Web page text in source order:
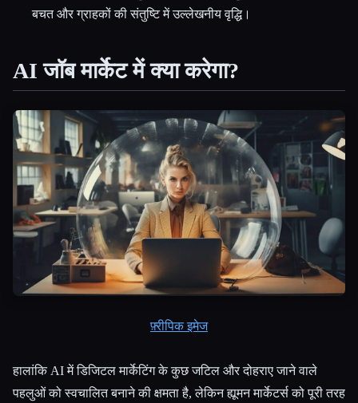
बचत और ग्राहकों की संतुष्टि में उल्लेखनीय वृद्धि।
AI जॉब मार्केट में क्या करेगा?
फ़्रीपिक इमेज
हालांकि AI में डिजिटल मार्केटिंग के कुछ जटिल और दोहराए जाने वाले
पहलुओं को स्वचालित बनाने की क्षमता है, लेकिन ह्यूमन मार्केटर्स को पूरी तरह